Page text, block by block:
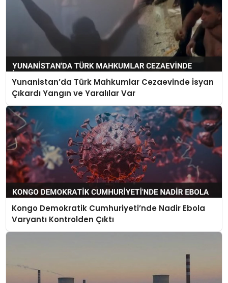
Yunanistan’da Türk Mahkumlar Cezaevinde İsyan
Çıkardı Yangın ve Yaralılar Var
Kongo Demokratik Cumhuriyeti’nde Nadir Ebola
Varyantı Kontrolden Çıktı